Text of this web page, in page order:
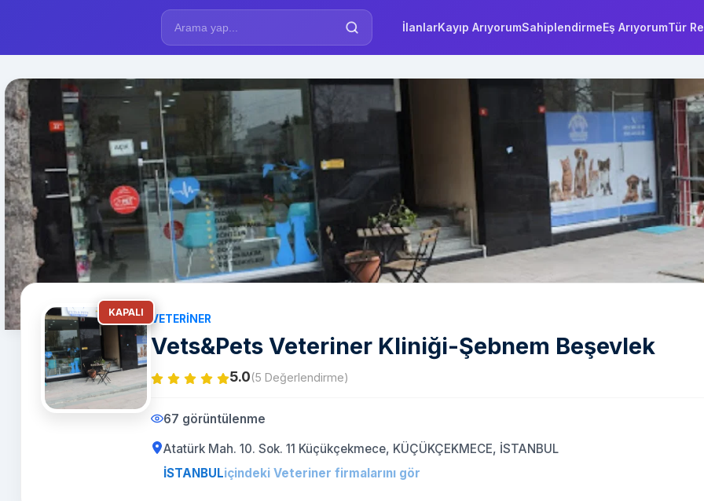
İlanlarKayıp ArıyorumSahiplendirmeEş ArıyorumTür
KAPALI
VETERINER
Vets&Pets Veteriner Kliniği-Şebnem Beşevlek
5.0(5 Değerlendirme)
67 görüntülenme
Atatürk Mah. 10. Sok. 11 Küçükçekmece, KÜÇÜKÇEKMECE, İSTANBUL
İSTANBULiçindeki Veteriner firmalarını gör